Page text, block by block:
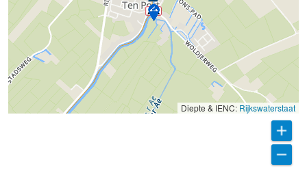
Diepte & IENC: Rijkswaterstaat